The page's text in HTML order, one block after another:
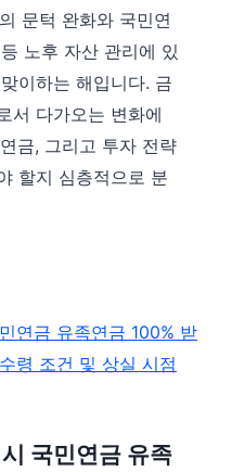
문턱 완화와 국민연
노후 자산 관리에 있
이하는 해입니다. 금
서 다가오는 변화에
금, 그리고 투자 전략
할지 심층적으로 분
국민연금 유족